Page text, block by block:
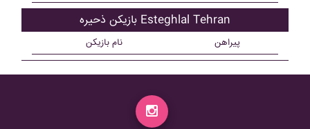
بازیکن ذحیره Esteghlal Tehran
نام بازیکن پیراهن